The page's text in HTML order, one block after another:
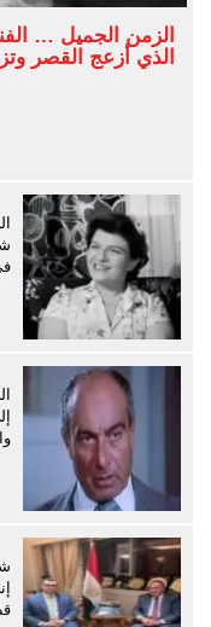
الزمن الجميل …
الذي أزعج القصر